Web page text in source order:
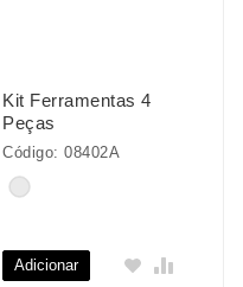
Kit Ferramentas 4
Peças
Código: 08402A
Adicionar